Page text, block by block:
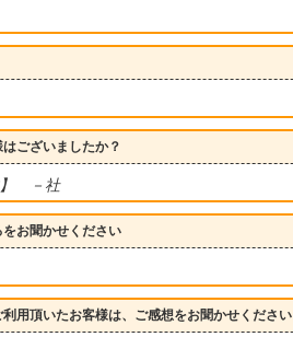
ございましたか？
】 －社
お聞かせください
用頂いたお客様は、ご感想をお聞かせください